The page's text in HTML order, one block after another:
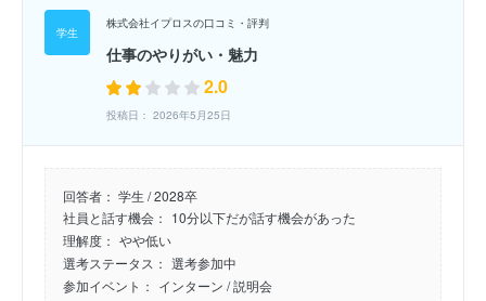
株式会社イプロスの口コミ・評判
仕事のやりがい・魅力
2.0
投稿日： 2026年5月25日
回答者： 学生 / 2028卒
社員と話す機会： 10分以下だが話す機会があった
理解度： やや低い
選考ステータス： 選考参加中
参加イベント： インターン / 説明会